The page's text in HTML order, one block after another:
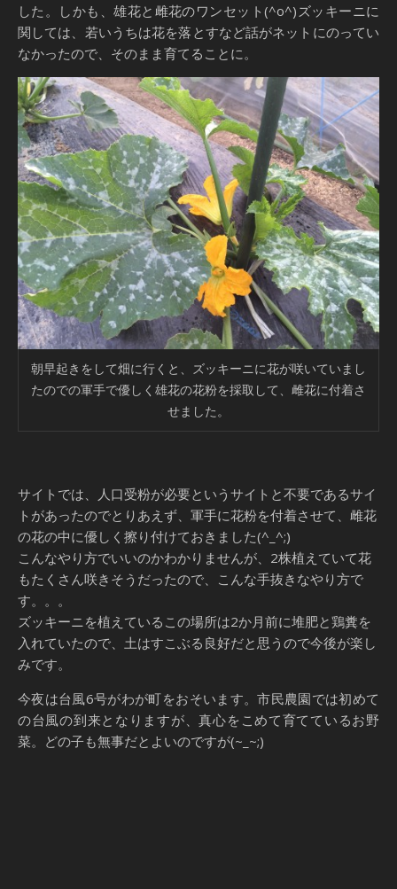
した。しかも、雄花と雌花のワンセット(^o^)ズッキーニに
関しては、若いうちは花を落とすなど話がネットにのってい
なかったので、そのまま育てることに。
朝早起きをして畑に行くと、ズッキーニに花が咲いていまし
たのでの軍手で優しく雄花の花粉を採取して、雌花に付着さ
せました。
サイトでは、人口受粉が必要というサイトと不要であるサイ
トがあったのでとりあえず、軍手に花粉を付着させて、雌花
の花の中に優しく擦り付けておきました(^_^;)
こんなやり方でいいのかわかりませんが、2株植えていて花
もたくさん咲きそうだったので、こんな手抜きなやり方で
す。。。
ズッキーニを植えているこの場所は2か月前に堆肥と鶏糞を
入れていたので、土はすこぶる良好だと思うので今後が楽し
みです。
今夜は台風6号がわが町をおそいます。市民農園では初めて
の台風の到来となりますが、真心をこめて育てているお野
菜。どの子も無事だとよいのですが(~_~;)